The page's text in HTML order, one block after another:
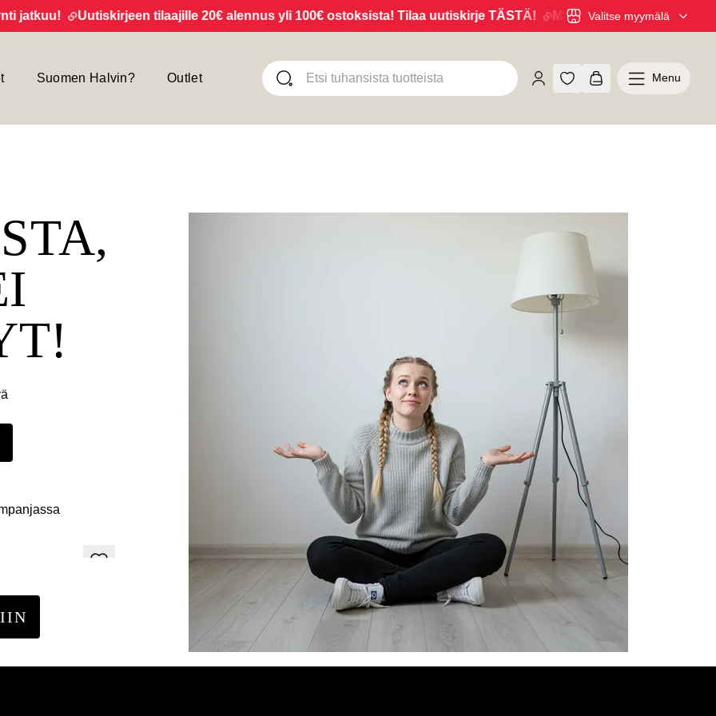
Uutiskirjeen tilaajille 20€ alennus yli 100€ ostoksista! Tilaa uutiskirje TÄSTÄ! Myymälöistä 6kk maksuaikaa
Valitse myymälä
Suomen Halvin? Outlet Menu